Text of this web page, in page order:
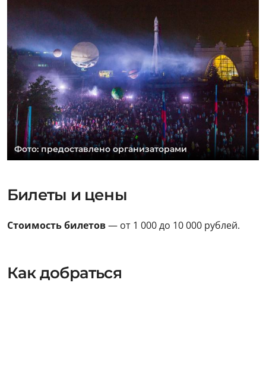
Фото: предоставлено организаторами
Билеты и цены
Стоимость билетов— от 1 000 до 10 000 рублей.
Как добраться